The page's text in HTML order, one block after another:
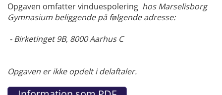
Opgaven omfatter vinduespolering hos Marselisborg
Gymnasium beliggende på følgende adresse:
- Birketinget 9B, 8000 Aarhus C
Opgaven er ikke opdelt i delaftaler.